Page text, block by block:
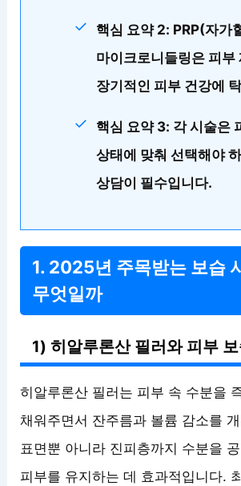
핵심 요약 2: PRP(자가
마이크로니들링은 피부
장기적인 피부 건강에
핵심 요약 3: 각 시술은
상태에 맞춰 선택해야
상담이 필수입니다.
1. 2025년 주목받는 보습
무엇일까
1) 히알루론산 필러와 피부
히알루론산 필러는 피부 속 수분을
채워주면서 잔주름과 볼륨 감소를
표면뿐 아니라 진피층까지 수분을
피부를 유지하는 데 효과적입니다.